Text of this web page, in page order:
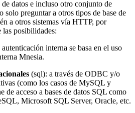
datos e incluso otro conjunto de
solo preguntar a otros tipos de base de
a otros sistemas vía HTTP, por
posibilidades:
interna se basa en el uso
Mnesia.
(sql): a través de ODBC y/o
(como los casos de MySQL y
de acceso a bases de datos SQL como
Microsoft SQL Server, Oracle, etc.